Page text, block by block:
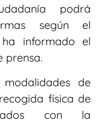
podrá
según el
ha informado el
prensa.
de
física de
con la